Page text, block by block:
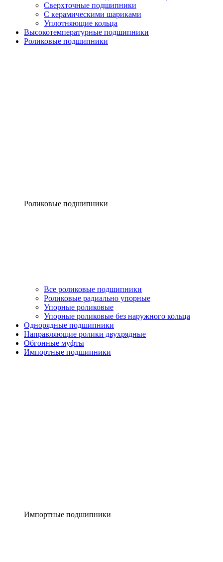
Сверхточные подшипники
С керамическими шариками
Уплотняющие кольца
Высокотемпературные подшипники
Роликовые подшипники
Роликовые подшипники
Все роликовые подшипники
Роликовые радиально упорные
Упорные роликовые
Упорные роликовые без наружного кольца
Однорядные подшипники
Направляющие ролики двухрядные
Обгонные муфты
Импортные подшипники
Импортные подшипники